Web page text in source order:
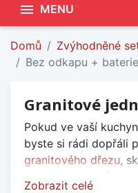
 MENU
Domů Zvýhodněné
Bez odkapu + baterie
Granitové
Zobrazit celé
Pokud ve vaší
byste si rádi dopřáli
granitového dřezu,